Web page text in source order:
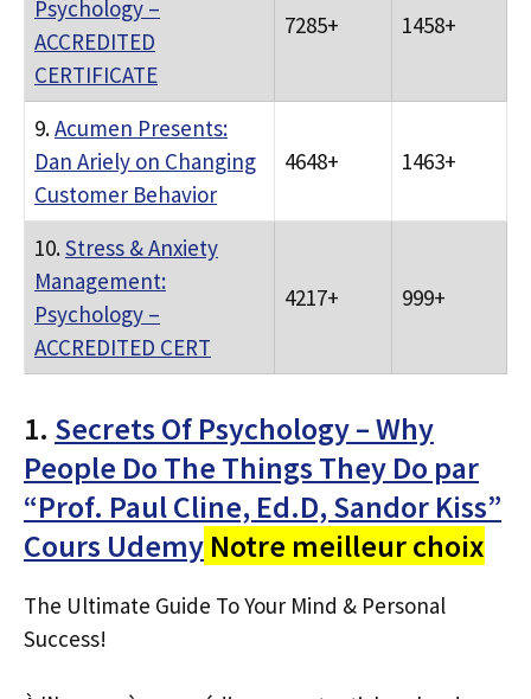
Psychology –
ACCREDITED
CERTIFICATE
7285+ 1458+
9.Acumen Presents:
Dan Ariely on Changing
Customer Behavior
4648+ 1463+
10.Stress & Anxiety
Management:
Psychology –
ACCREDITED CERT
4217+ 999+
1. Secrets Of Psychology – Why
People Do The Things They Do par
“Prof. Paul Cline, Ed.D, Sandor Kiss”
Cours Udemy Notre meilleur choix
The Ultimate Guide To Your Mind & Personal
Success!